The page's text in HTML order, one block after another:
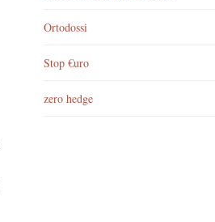
Ortodossi
Stop €uro
zero hedge